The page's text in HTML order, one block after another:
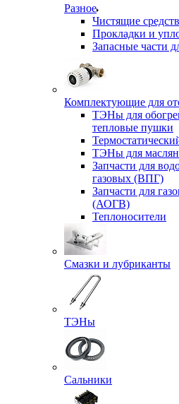
Разное
Чистящие
Прокладки и
Запасные части
Комплектующие для
ТЭНы для
тепловые пушки
ТЭНы для
Запчасти для
газовых (ВПГ)
Запчасти для
(АОГВ)
Теплоносители
Смазки и лубриканты
ТЭНы
Сальники